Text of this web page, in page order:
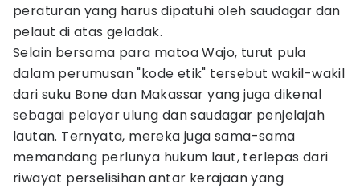
peraturan yang harus dipatuhi oleh saudagar dan
pelaut di atas geladak.
Selain bersama para matoa Wajo, turut pula
dalam perumusan "kode etik" tersebut wakil-wakil
dari suku Bone dan Makassar yang juga dikenal
sebagai pelayar ulung dan saudagar penjelajah
lautan. Ternyata, mereka juga sama-sama
memandang perlunya hukum laut, terlepas dari
riwayat perselisihan antar kerajaan yang